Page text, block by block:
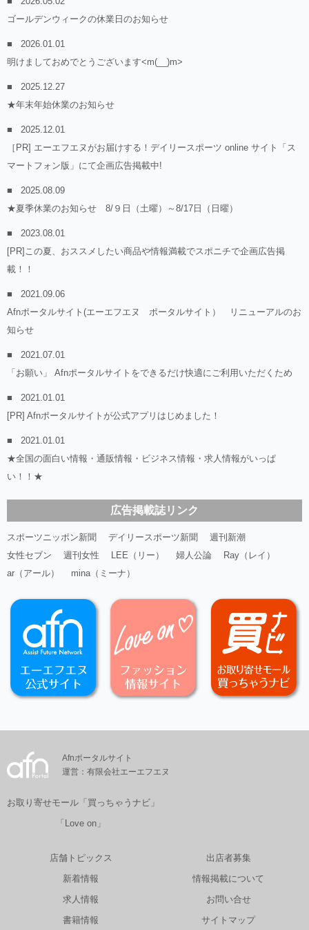
ゴールデンウィークの休業日のお知らせ
2026.01.01
明けましておめでとうございます<m(__)m>
2025.12.27
★年末年始休業のお知らせ
2025.12.01
［PR] エーエフエヌがお届けする！デイリースポーツ online サイト「ス
マートフォン版」にて企画広告掲載中!
2025.08.09
★夏季休業のお知らせ 8/９日（土曜）～8/17日（日曜）
2023.08.01
[PR]この夏、おススメしたい商品や情報満載でスポニチで企画広告掲
載！！
2021.09.06
Afnポータルサイト(エーエフエヌ ポータルサイト） リニューアルのお
知らせ
2021.07.01
「お願い」 Afnポータルサイトをできるだけ快適にご利用いただくため
2021.01.01
[PR] Afnポータルサイトが公式アプリはじめました！
2021.01.01
★全国の面白い情報・通販情報・ビジネス情報・求人情報がいっぱ
い！！★
広告掲載誌リンク
スポーツニッポン新聞 デイリースポーツ新聞
週刊新潮
女性セブン
週刊女性 LEE（リー） 婦人公論
Ray（レイ）
ar（アール）
mina（ミーナ）
Afnポータルサイト
運営：有限会社エーエフエヌ
お取り寄せモール「買っちゃうナビ」
「Love on」
店舗トピックス
新着情報
求人情報
書籍情報
出店者募集
情報掲載について
お問い合せ
サイトマップ